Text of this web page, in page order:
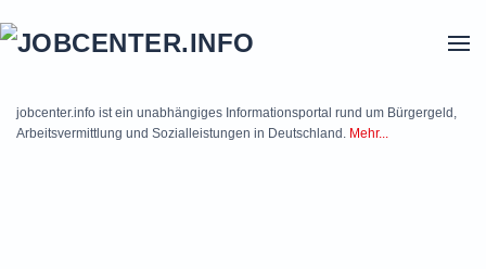
jobcenter.info ist ein unabhängiges Informationsportal rund um Bürgergeld,
Arbeitsvermittlung und Sozialleistungen in Deutschland. Mehr...